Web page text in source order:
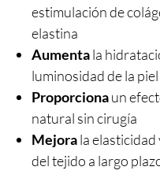
estimulación de
elastina
Aumentala
luminosidad de la piel
Proporcionaun
natural sin cirugía
Mejorala
del tejido a largo